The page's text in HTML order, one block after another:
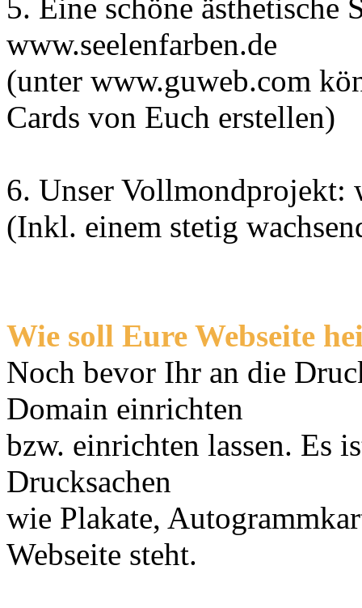
5. Eine schöne ästhetische
www.seelenfarben.de
(unter www.guweb.com
Cards von Euch erstellen)
6. Unser Vollmondprojekt:
(Inkl. einem stetig
Wie soll Eure Webseite
Noch bevor Ihr an die
Domain einrichten
bzw. einrichten lassen. Es
Drucksachen
wie Plakate,
Webseite steht.